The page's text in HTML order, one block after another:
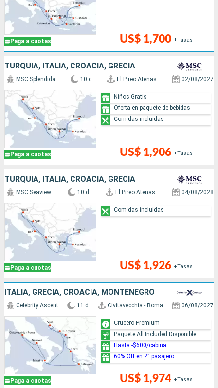
Paga a cuotas US$ 1,700 +Tasas
TURQUÍA, ITALIA, CROACIA, GRECIA
Paga a cuotas
MSC Splendida 10 d El Pireo Atenas 02/08/2027
US$ 1,906 +Tasas
Niños Gratis
Oferta en paquete de bebidas
Comidas incluidas
TURQUÍA, ITALIA, CROACIA, GRECIA
Paga a cuotas
MSC Seaview 10 d El Pireo Atenas 04/08/2028
US$ 1,926 +Tasas
Comidas incluidas
ITALIA, GRECIA, CROACIA, MONTENEGRO
Paga a cuotas
Celebrity Ascent 11 d Civitavecchia - Roma 06/08/2027
US$ 1,974 +Tasas
Crucero Premium
Paquete All Included Disponible
Hasta -$600/cabina
60% Off en 2° pasajero